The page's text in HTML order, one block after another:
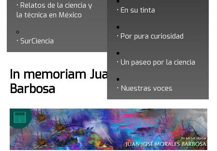
En su tinta
Por pura curiosidad
Un paseo por la ciencia
Nuestras voces
Relatos de la ciencia y
la técnica en México
SurCiencia
Búsqueda
In memoriam Juan José Morales
Barbosa